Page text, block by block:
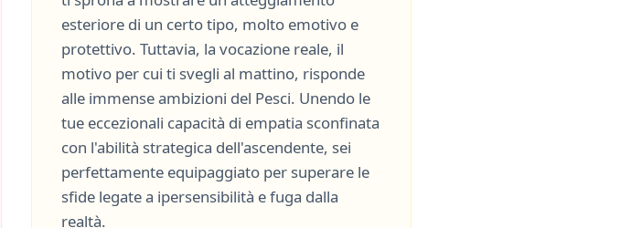
esteriore di un certo tipo, molto emotivo e
protettivo. Tuttavia, la vocazione reale, il
motivo per cui ti svegli al mattino, risponde
alle immense ambizioni del Pesci. Unendo le
tue eccezionali capacità di empatia sconfinata
con l'abilità strategica dell'ascendente, sei
perfettamente equipaggiato per superare le
sfide legate a ipersensibilità efuga dalla
realtà.